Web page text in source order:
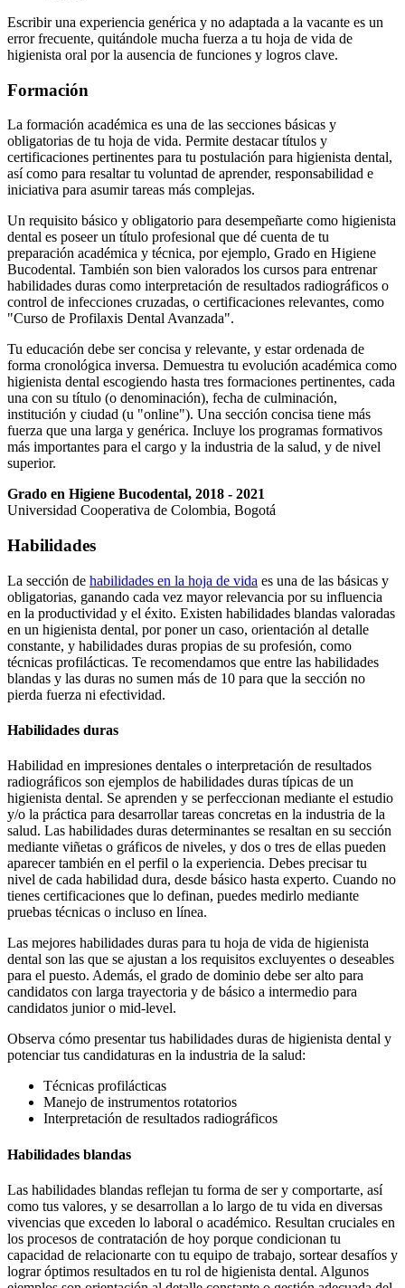
Escribir una experiencia genérica y no adaptada a la vacante es un
error frecuente, quitándole mucha fuerza a tu hoja de vida de
higienista oral por la ausencia de funciones y logros clave.
Formación
La formación académica es una de las secciones básicas y
obligatorias de tu hoja de vida. Permite destacar títulos y
certificaciones pertinentes para tu postulación para higienista dental,
así como para resaltar tu voluntad de aprender, responsabilidad e
iniciativa para asumir tareas más complejas.
Un requisito básico y obligatorio para desempeñarte como higienista
dental es poseer un título profesional que dé cuenta de tu
preparación académica y técnica, por ejemplo, Grado en Higiene
Bucodental. También son bien valorados los cursos para entrenar
habilidades duras como interpretación de resultados radiográficos o
control de infecciones cruzadas, o certificaciones relevantes, como
"Curso de Profilaxis Dental Avanzada".
Tu educación debe ser concisa y relevante, y estar ordenada de
forma cronológica inversa. Demuestra tu evolución académica como
higienista dental escogiendo hasta tres formaciones pertinentes, cada
una con su título (o denominación), fecha de culminación,
institución y ciudad (u "online"). Una sección concisa tiene más
fuerza que una larga y genérica. Incluye los programas formativos
más importantes para el cargo y la industria de la salud, y de nivel
superior.
Grado en Higiene Bucodental, 2018 - 2021
Universidad Cooperativa de Colombia, Bogotá
Habilidades
La sección de habilidades en la hoja de vida es una de las básicas y
obligatorias, ganando cada vez mayor relevancia por su influencia
en la productividad y el éxito. Existen habilidades blandas valoradas
en un higienista dental, por poner un caso, orientación al detalle
constante, y habilidades duras propias de su profesión, como
técnicas profilácticas. Te recomendamos que entre las habilidades
blandas y las duras no sumen más de 10 para que la sección no
pierda fuerza ni efectividad.
Habilidades duras
Habilidad en impresiones dentales o interpretación de resultados
radiográficos son ejemplos de habilidades duras típicas de un
higienista dental. Se aprenden y se perfeccionan mediante el estudio
y/o la práctica para desarrollar tareas concretas en la industria de la
salud. Las habilidades duras determinantes se resaltan en su sección
mediante viñetas o gráficos de niveles, y dos o tres de ellas pueden
aparecer también en el perfil o la experiencia. Debes precisar tu
nivel de cada habilidad dura, desde básico hasta experto. Cuando no
tienes certificaciones que lo definan, puedes medirlo mediante
pruebas técnicas o incluso en línea.
Las mejores habilidades duras para tu hoja de vida de higienista
dental son las que se ajustan a los requisitos excluyentes o deseables
para el puesto. Además, el grado de dominio debe ser alto para
candidatos con larga trayectoria y de básico a intermedio para
candidatos junior o mid-level.
Observa cómo presentar tus habilidades duras de higienista dental y
potenciar tus candidaturas en la industria de la salud:
Técnicas profilácticas
Manejo de instrumentos rotatorios
Interpretación de resultados radiográficos
Habilidades blandas
Las habilidades blandas reflejan tu forma de ser y comportarte, así
como tus valores, y se desarrollan a lo largo de tu vida en diversas
vivencias que exceden lo laboral o académico. Resultan cruciales en
los procesos de contratación de hoy porque condicionan tu
capacidad de relacionarte con tu equipo de trabajo, sortear desafíos y
lograr óptimos resultados en tu rol de higienista dental. Algunos